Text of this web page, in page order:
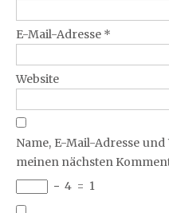
E-Mail-Adresse *
Website
Name, E-Mail-Adresse
meinen nächsten
− 4 = 1